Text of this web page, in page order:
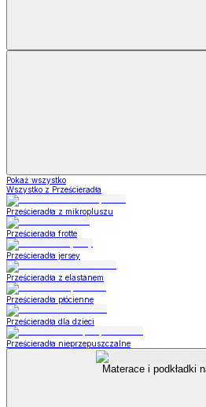
Pokaż wszystko
Wszystko z Prześcieradła
Prześcieradła z mikropluszu
Prześcieradła frotte
Prześcieradła jersey
Prześcieradła z elastanem
Prześcieradła płócienne
Prześcieradła dla dzieci
Prześcieradła nieprzepuszczalne
Materace i podkładki